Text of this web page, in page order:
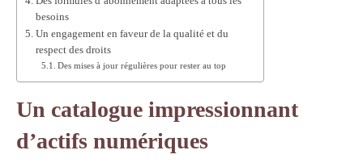
besoins
Un engagement en faveur de la qualité et du
respect des droits
Des mises à jour régulières pour rester au top
Un catalogue impressionnant
d’actifs numériques